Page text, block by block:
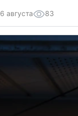
6 августа 83